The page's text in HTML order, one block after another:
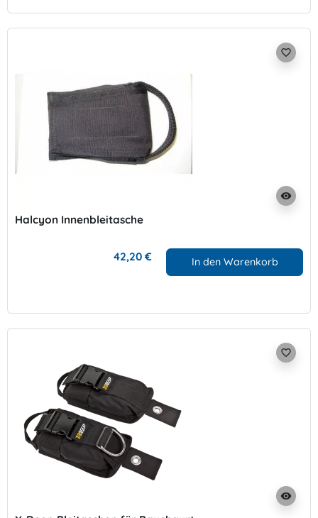
visibility
favorite_border
Halcyon Innenbleitasche
42,20 € In den Warenkorb
visibility
favorite_border